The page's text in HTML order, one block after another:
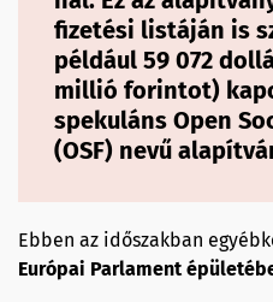
fizetési listáján is
például 59 072
millió forintot)
spekuláns Open
(OSF) nevű
Ebben az időszakban
Európai Parlament